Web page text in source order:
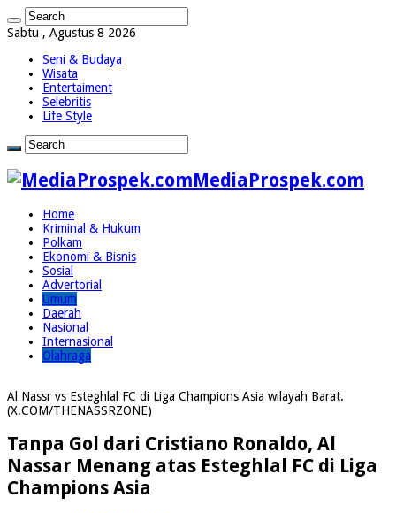
Sabtu , Agustus 8 2026
Seni & Budaya
Wisata
Entertaiment
Selebritis
Life Style
MediaProspek.com
Home
Kriminal & Hukum
Polkam
Ekonomi & Bisnis
Sosial
Advertorial
Umum
Daerah
Nasional
Internasional
Olahraga
Al Nassr vs Esteghlal FC di Liga Champions Asia wilayah Barat.
(X.COM/THENASSRZONE)
Tanpa Gol dari Cristiano Ronaldo, Al
Nassar Menang atas Esteghlal FC di Liga
Champions Asia